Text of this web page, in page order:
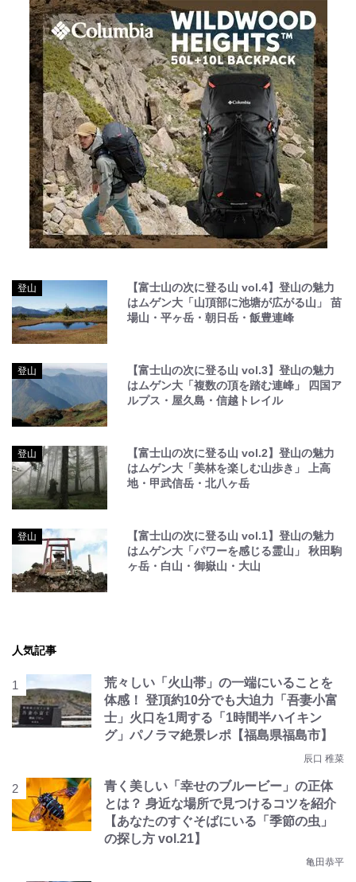
登山
【富士山の次に登る山 vol.4】登山の魅力
はムゲン大「山頂部に池塘が広がる山」 苗
場山・平ヶ岳・朝日岳・飯豊連峰
登山
【富士山の次に登る山 vol.3】登山の魅力
はムゲン大「複数の頂を踏む連峰」 四国ア
ルプス・屋久島・信越トレイル
登山
【富士山の次に登る山 vol.2】登山の魅力
はムゲン大「美林を楽しむ山歩き」 上高
地・甲武信岳・北八ヶ岳
登山
【富士山の次に登る山 vol.1】登山の魅力
はムゲン大「パワーを感じる霊山」 秋田駒
ヶ岳・白山・御嶽山・大山
人気記事
荒々しい「火山帯」の一端にいることを
体感！ 登頂約10分でも大迫力「吾妻小富
士」火口を1周する「1時間半ハイキン
グ」パノラマ絶景レポ【福島県福島市】
辰口 稚菜
青く美しい「幸せのブルービー」の正体
とは？ 身近な場所で見つけるコツを紹介
【あなたのすぐそばにいる「季節の虫」
の探し方 vol.21】
亀田恭平